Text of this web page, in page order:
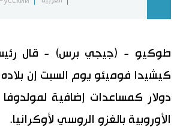
اليابان في فيديو
مانغا وأنيمي
علوم وتكنولوجيا
طوكيو - (جيجي برس) - قال رئيس
دولار كمساعدات إضافية لمولدوفا
الأوروبية بالغزو الروسي لأوكرانيا.